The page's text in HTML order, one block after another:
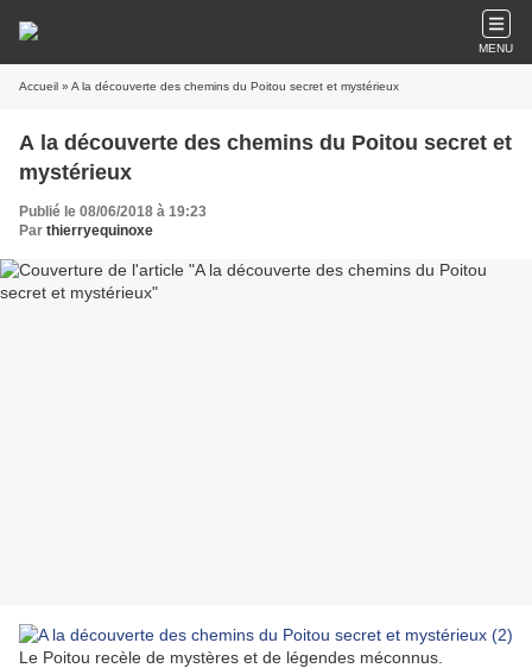
MENU
Accueil » A la découverte des chemins du Poitou secret et mystérieux
A la découverte des chemins du Poitou secret et
mystérieux
Publié le 08/06/2018 à 19:23
Par thierryequinoxe
Le Poitou recèle de mystères et de légendes méconnus.